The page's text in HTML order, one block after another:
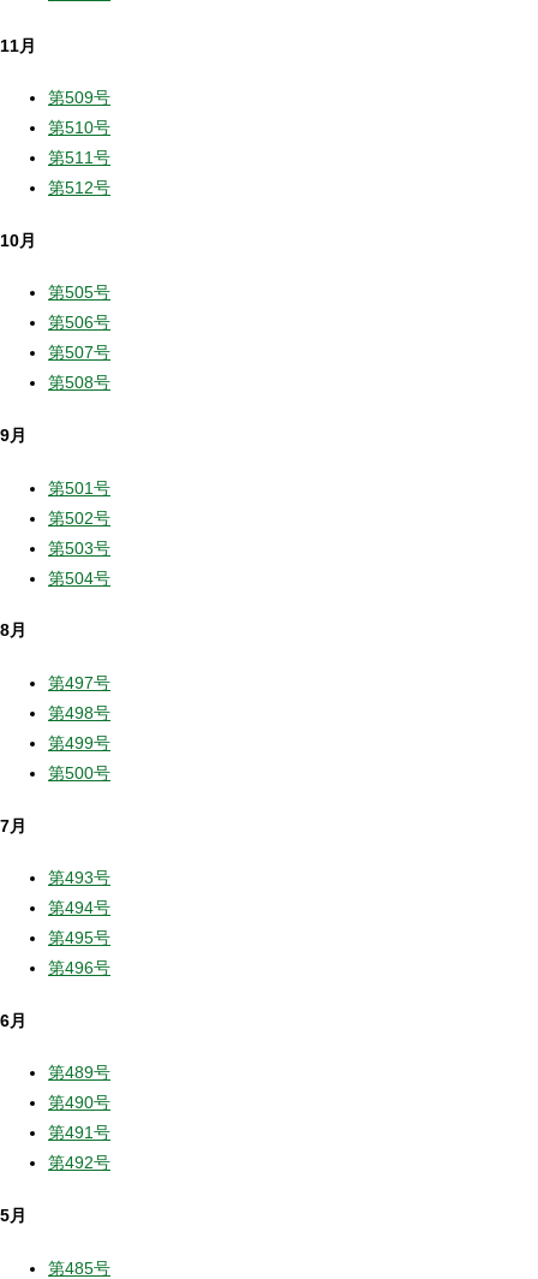
11月
第509号
第510号
第511号
第512号
10月
第505号
第506号
第507号
第508号
9月
第501号
第502号
第503号
第504号
8月
第497号
第498号
第499号
第500号
7月
第493号
第494号
第495号
第496号
6月
第489号
第490号
第491号
第492号
5月
第485号